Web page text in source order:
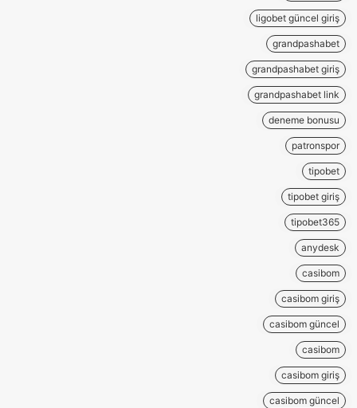
ligobet güncel giriş
grandpashabet
grandpashabet giriş
grandpashabet link
deneme bonusu
patronspor
tipobet
tipobet giriş
tipobet365
anydesk
casibom
casibom giriş
casibom güncel
casibom
casibom giriş
casibom güncel